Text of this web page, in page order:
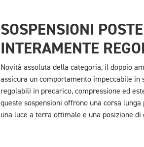
SOSPENSIONI
INTERAMENTE
Novità assoluta della categoria, il doppio
assicura un comportamento impeccabile
regolabili in precarico, compressione ed
queste sospensioni offrono una corsa
una luce a terra ottimale e una posizione di